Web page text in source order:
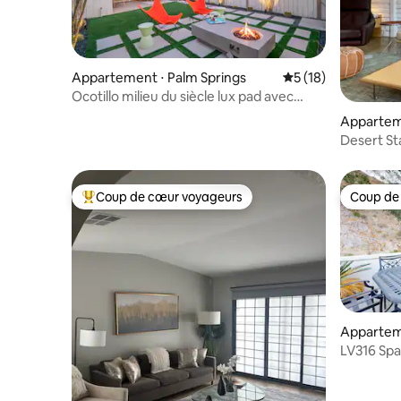
Appartement ⋅ Palm Springs Évaluation
5 (18)
Ocotillo milieu du siècle lux pad avec
Desert
Coups de cœur voyageurs les plus appréciés
Coup de cœur voyageurs Coup
Coup
LV316